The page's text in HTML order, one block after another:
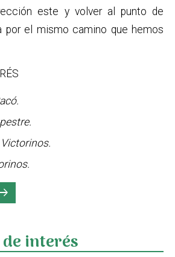
este y volver al punto de
por el mismo camino que hemos
interés